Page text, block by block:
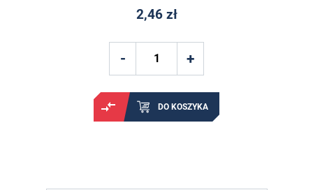
2,46 zł
DO KOSZYKA